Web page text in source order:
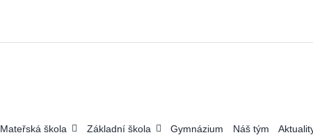
Mateřská škola Základní škola Gymnázium Náš tým